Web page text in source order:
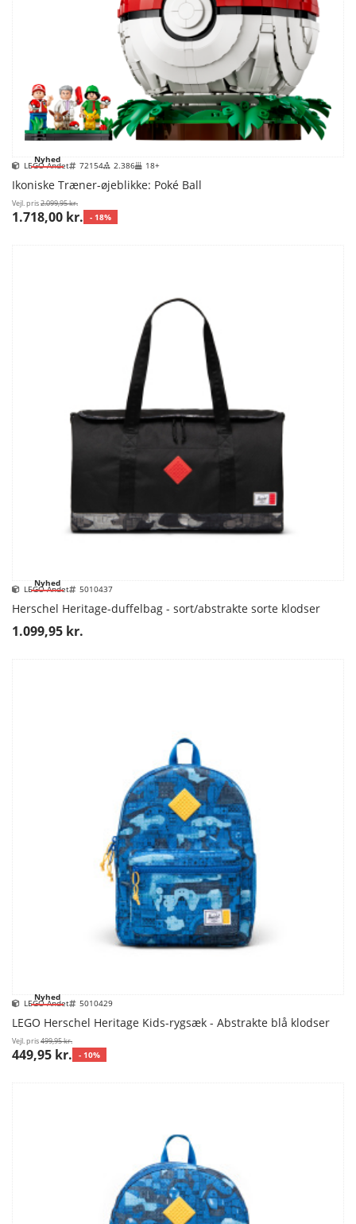
Nyhed
LEGO Andet 72154 2.386 18+
Ikoniske Træner-øjeblikke: Poké Ball
Vejl. pris2.099,95 kr.
1.718,00 kr. - 18%
Nyhed
LEGO Andet 5010437
Herschel Heritage-duffelbag - sort/abstrakte sorte klodser
1.099,95 kr.
Nyhed
LEGO Andet 5010429
LEGO Herschel Heritage Kids-rygsæk - Abstrakte blå klodser
Vejl. pris499,95 kr.
449,95 kr. - 10%